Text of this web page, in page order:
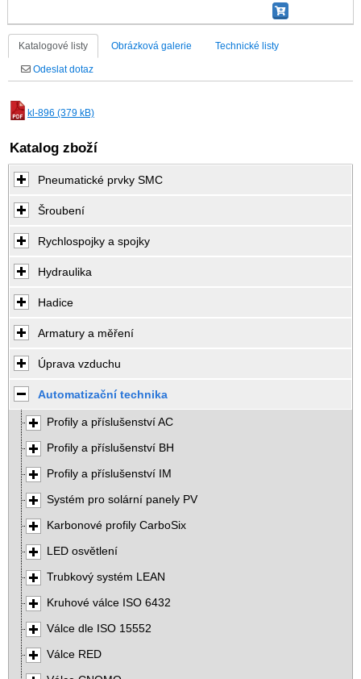
Katalogové listy Obrázková galerie Technické listy
Odeslat dotaz
kl-896 (379 kB)
Katalog zboží
Pneumatické prvky SMC
Šroubení
Rychlospojky a spojky
Hydraulika
Hadice
Armatury a měření
Úprava vzduchu
Automatizační technika
Profily a příslušenství AC
Profily a příslušenství BH
Profily a příslušenství IM
Systém pro solární panely PV
Karbonové profily CarboSix
LED osvětlení
Trubkový systém LEAN
Kruhové válce ISO 6432
Válce dle ISO 15552
Válce RED